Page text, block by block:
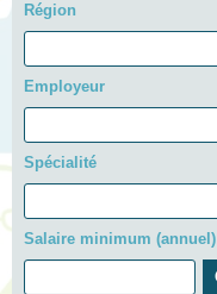
Région
Employeur
Spécialité
Salaire minimum (annuel)